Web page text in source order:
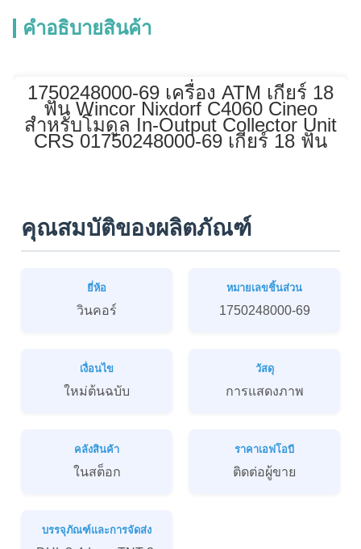
คําอธิบายสินค้า
1750248000-69 เครื่อง ATM เกียร์ 18
ฟัน Wincor Nixdorf C4060 Cineo
สำหรับโมดูล In-Output Collector Unit
CRS 01750248000-69 เกียร์ 18 ฟัน
คุณสมบัติของผลิตภัณฑ์
ยี่ห้อ
วินคอร์
หมายเลขชิ้นส่วน
1750248000-69
เงื่อนไข
ใหม่ต้นฉบับ
วัสดุ
การแสดงภาพ
คลังสินค้า
ในสต็อก
ราคาเอฟโอบี
ติดต่อผู้ขาย
บรรจุภัณฑ์และการจัดส่ง